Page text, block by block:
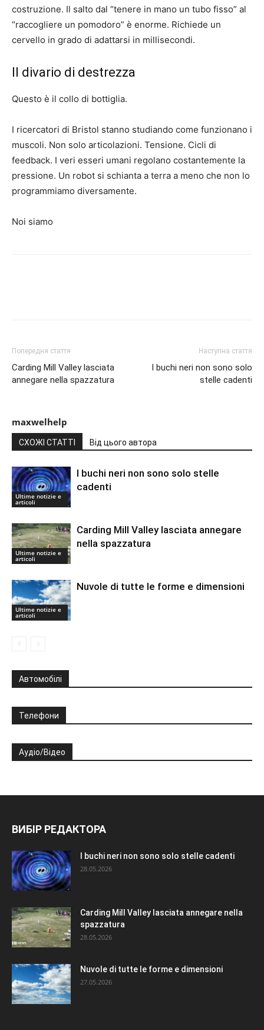
costruzione. Il salto dal “tenere in mano un tubo fisso” al
“raccogliere un pomodoro” è enorme. Richiede un
cervello in grado di adattarsi in millisecondi.
Il divario di destrezza
Questo è il collo di bottiglia.
I ricercatori di Bristol stanno studiando come funzionano i
muscoli. Non solo articolazioni. Tensione. Cicli di
feedback. I veri esseri umani regolano costantemente la
pressione. Un robot si schianta a terra a meno che non lo
programmiamo diversamente.
Noi siamo
Попередня стаття
Carding Mill Valley lasciata
annegare nella spazzatura
Наступна стаття
I buchi neri non sono solo
stelle cadenti
maxwelhelp
СХОЖІ СТАТТІ Від цього автора
Ultime notizie e
articoli
I buchi neri non sono solo stelle
cadenti
Ultime notizie e
articoli
Carding Mill Valley lasciata annegare
nella spazzatura
Ultime notizie e
articoli
Nuvole di tutte le forme e dimensioni
Автомобілі
Телефони
Аудіо/Відео
ВИБІР РЕДАКТОРА
I buchi neri non sono solo stelle cadenti
28.05.2026
Carding Mill Valley lasciata annegare nella
spazzatura
28.05.2026
Nuvole di tutte le forme e dimensioni
27.05.2026